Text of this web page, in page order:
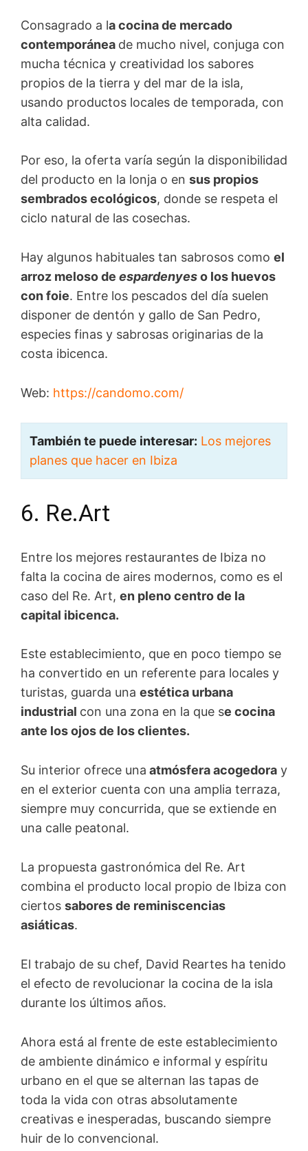
Consagrado a la cocina de mercado
contemporánea de mucho nivel, conjuga con
mucha técnica y creatividad los sabores
propios de la tierra y del mar de la isla,
usando productos locales de temporada, con
alta calidad.
Por eso, la oferta varía según la disponibilidad
del producto en la lonja o en sus propios
sembrados ecológicos, donde se respeta el
ciclo natural de las cosechas.
Hay algunos habituales tan sabrosos como el
arroz meloso de espardenyeso los huevos
con foie. Entre los pescados del día suelen
disponer de dentón y gallo de San Pedro,
especies finas y sabrosas originarias de la
costa ibicenca.
Web: https://candomo.com/
También te puede interesar: Los mejores
planes que hacer en Ibiza
6. Re.Art
Entre los mejores restaurantes de Ibiza no
falta la cocina de aires modernos, como es el
caso del Re. Art, en pleno centro de la
capital ibicenca.
Este establecimiento, que en poco tiempo se
ha convertido en un referente para locales y
turistas, guarda una estética urbana
industrial con una zona en la que se cocina
ante los ojos de los clientes.
Su interior ofrece una atmósfera acogedora y
en el exterior cuenta con una amplia terraza,
siempre muy concurrida, que se extiende en
una calle peatonal.
La propuesta gastronómica del Re. Art
combina el producto local propio de Ibiza con
ciertos sabores de reminiscencias
asiáticas.
El trabajo de su chef, David Reartes ha tenido
el efecto de revolucionar la cocina de la isla
durante los últimos años.
Ahora está al frente de este establecimiento
de ambiente dinámico e informal y espíritu
urbano en el que se alternan las tapas de
toda la vida con otras absolutamente
creativas e inesperadas, buscando siempre
huir de lo convencional.